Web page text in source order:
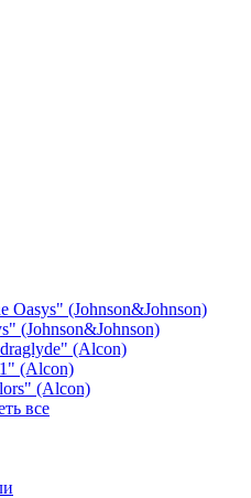
(Johnson&Johnson)
(Johnson&Johnson)
(Alcon)
(Alcon)
(Alcon)
все